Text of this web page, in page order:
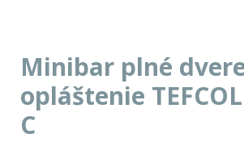
Minibar plné
opláštenie
C